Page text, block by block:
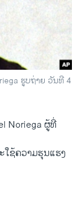
ຮູບຖ່າຍ ວັນທີ 4
Noriega ຜູ້​ທີ່
ຊ້ຄວາ​ມຮຸນ​ແຮງ